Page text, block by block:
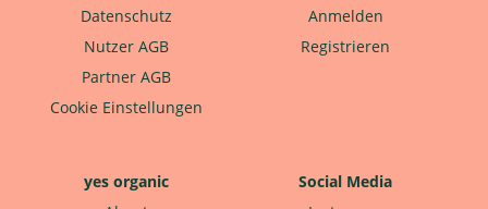
Datenschutz
Nutzer AGB
Partner AGB
Cookie Einstellungen
Anmelden
Registrieren
yes organic
Social Media